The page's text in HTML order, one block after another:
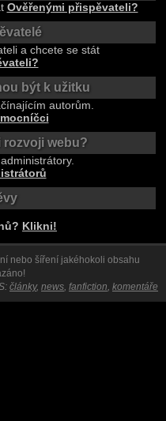
Ověřenými přispěvateli?
a chcete se stát
být k užitku
autorům.
rozvoji webu?
Klikni!
nebo šíření jakéhokoli obsahu
články, news fanfiction komentáře